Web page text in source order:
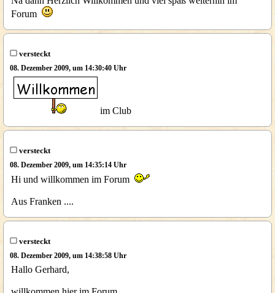
Forum
versteckt
08. Dezember 2009, um 14:30:40 Uhr
im Club
versteckt
08. Dezember 2009, um 14:35:14 Uhr
Hi und willkommen im Forum
Aus Franken ....
versteckt
08. Dezember 2009, um 14:38:58 Uhr
Hallo Gerhard,